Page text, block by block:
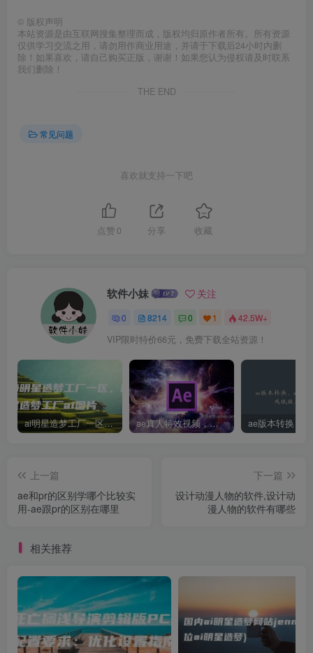
© 版权声明
本站资源是由互联网搜集整理而成，版权均归原作者所有。所有资源
仅供学习交流之用，请勿用作商业用途，并请于下载后24小时内删
除！如果喜欢，请自己购买正版，谢谢！如果您认为侵权请及时联系
我们删除！
THE END
常见问题
喜欢就支持一下吧
点赞 0 分享 收藏
软件小妹 关注
0 8214 0 1 42.5W+
VIP限时特价66元，免费下载全站资源！
ai明星造梦工厂一区，明星造梦工厂ai图片 ae真人特效视频，大学生第一次做ppt怎么做
上一篇
ae和pr的区别学哪个比较实
用-ae跟pr的区别在哪里
下一篇
设计动漫人物的软件,设计动
漫人物的软件有哪些
相关推荐